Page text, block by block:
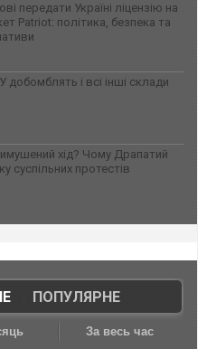
передати Україні ліцензію на
Patriot: політика, безпека та
добомблять і всі інші склади
хід? Чому Драпатий
суспільних протестів
| ПОПУЛЯРНЕ
За весь час